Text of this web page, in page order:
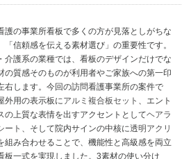
護の事業所看板で多くの方が見落としがちな
「信頼感を伝える素材選び」の重要性です。
介護系の業種では、看板のデザインだけでな
の質感そのものが利用者やご家族への第一印
右します。今回の訪問看護事業所の案件で
外用の表示板にアルミ複合板セット 、エント
の上質な表情を出すアクセントとしてヘアラ
ート 、そして院内サインの中核に透明アクリ
組み合わせることで、機能性と高級感を両立
板一式を実現しました。3素材の使い分け